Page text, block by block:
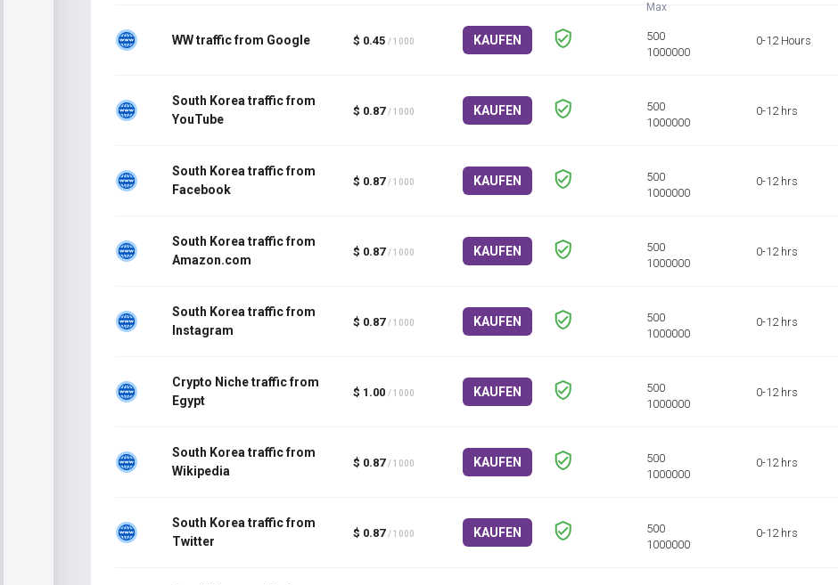
Max
WW traffic from Google $ 0.45 / 1000 KAUFEN
500
1000000
0-12 Hours
South Korea traffic from
YouTube
$ 0.87 / 1000 KAUFEN
500
1000000
0-12 hrs
South Korea traffic from
Facebook
$ 0.87 / 1000 KAUFEN
500
1000000
0-12 hrs
South Korea traffic from
Amazon.com
$ 0.87 / 1000 KAUFEN
500
1000000
0-12 hrs
South Korea traffic from
Instagram
$ 0.87 / 1000 KAUFEN
500
1000000
0-12 hrs
Crypto Niche traffic from
Egypt
$ 1.00 / 1000 KAUFEN
500
1000000
0-12 hrs
South Korea traffic from
Wikipedia
$ 0.87 / 1000 KAUFEN
500
1000000
0-12 hrs
South Korea traffic from
Twitter
$ 0.87 / 1000 KAUFEN
500
1000000
0-12 hrs